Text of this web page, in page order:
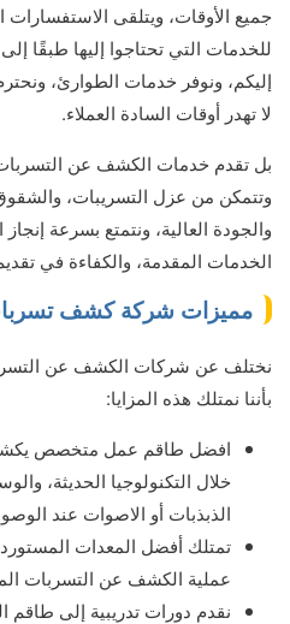
جميع الأوقات، ويتلقى الاستفسارات
للخدمات التي تحتاجوا إليها طبقًا
إليكم، ونوفر خدمات الطوارئ،
لا تهدر أوقات السادة العملاء.
بل تقدم خدمات الكشف عن التسربات
وتتمكن من عزل التسريبات،
والجودة العالية، ونتمتع بسرعة
الخدمات المقدمة، والكفاءة في
مميزات شركة كشف تسربات
نختلف عن شركات الكشف عن
بأننا نمتلك هذه المزايا:
افضل طاقم عمل متخصص
خلال التكنولوجيا الحديثة،
الذبذبات أو الاصوات عند
تمتلك أفضل المعدات
عملية الكشف عن التسربات
نقدم دورات تدريبية إلى